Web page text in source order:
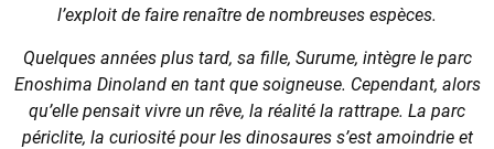
l’exploit de faire renaître de nombreuses espèces.
Quelques années plus tard, sa fille, Surume, intègre le parc
Enoshima Dinoland en tant que soigneuse. Cependant, alors
qu’elle pensait vivre un rêve, la réalité la rattrape. La parc
périclite, la curiosité pour les dinosaures s’est amoindrie et